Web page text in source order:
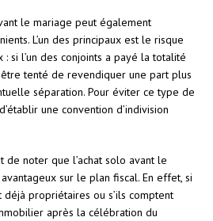
le mariage peut également
L’un des principaux est le risque
si l’un des conjoints a payé la totalité
tenté de revendiquer une part plus
séparation. Pour éviter ce type de
une convention d’indivision
de noter que l’achat solo avant le
sur le plan fiscal. En effet, si
propriétaires ou s’ils comptent
après la célébration du